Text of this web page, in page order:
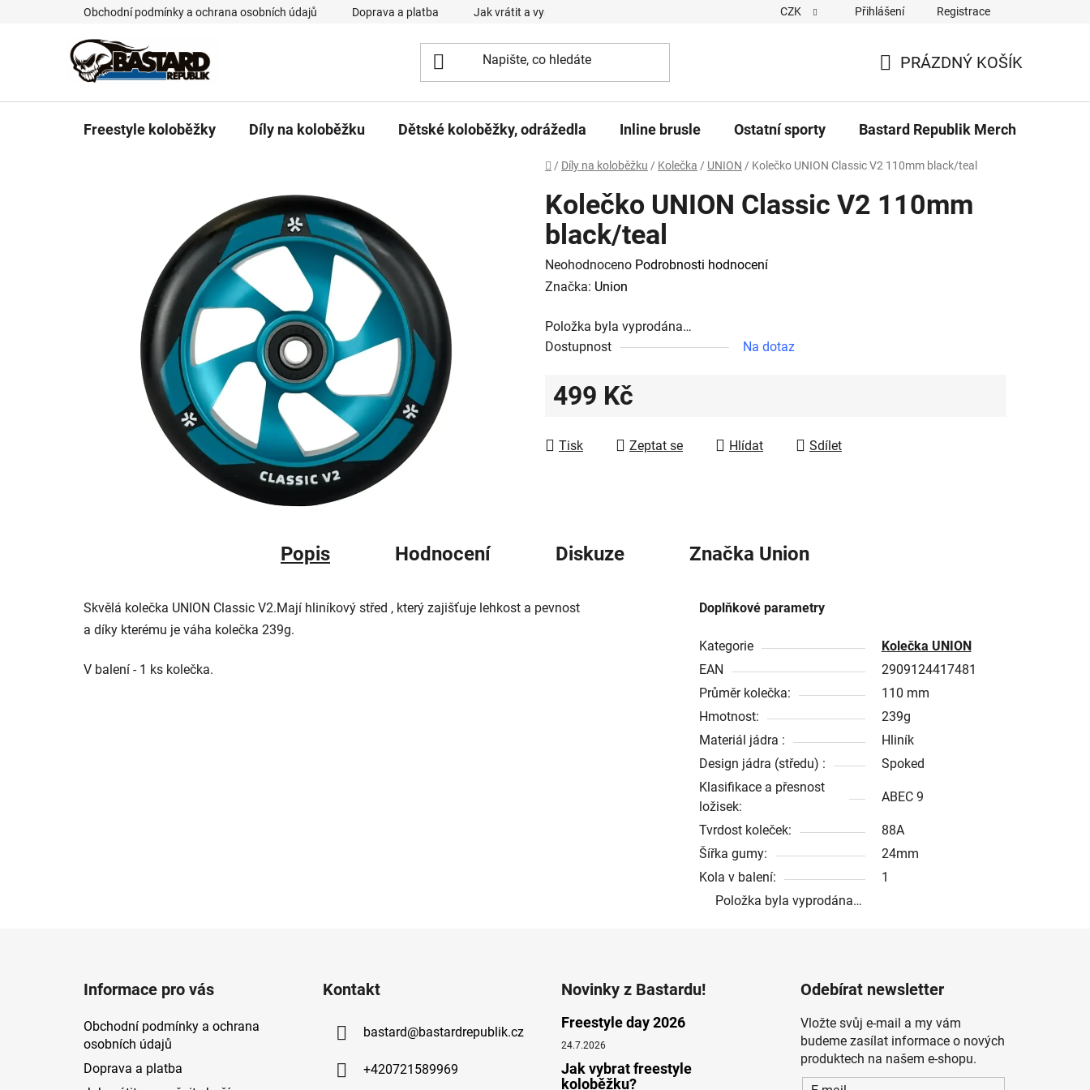
Obchodní podmínky a ochrana osobních údajů Doprava a platba Jak vrátit a vyměnit zboží Cookies Kontakty Napiště nám
CZK Přihlášení Registrace
KOŠÍK
PRÁZDNÝ KOŠÍK
Freestyle koloběžky Díly na koloběžku Dětské koloběžky, odrážedla Inline brusle Ostatní sporty Bastard Republik Merch
Domů
/ Díly na koloběžku / Kolečka / UNION / Kolečko UNION Classic V2 110mm black/teal
Kolečko UNION Classic V2 110mm
black/teal
Průměrné
hodnocení
je
0,0
Neohodnoceno Podrobnosti hodnocení
Značka: Union
Položka byla vyprodána…
Dostupnost
Na dotaz
499 Kč
Tisk
Zeptat se Hlídat Sdílet
Popis Hodnocení Diskuze Značka Union
Skvělá kolečka UNION Classic V2.Mají hliníkový střed , který zajišťuje lehkost a pevnost
a díky kterému je váha kolečka 239g.
V balení - 1 ks kolečka.
Doplňkové parametry
Kategorie
Kolečka UNION
EAN
2909124417481
Průměr kolečka:
110 mm
Hmotnost:
239g
Materiál jádra :
Hliník
Design jádra (středu) :
Spoked
Klasifikace a přesnost
ložisek:
ABEC 9
Tvrdost koleček:
88A
Šířka gumy:
24mm
Kola v balení:
1
Položka byla vyprodána…
Informace pro vás
Obchodní podmínky a ochrana
osobních údajů
Doprava a platba
Kontakt
bastard@bastardrepublik.cz
+420721589969
Novinky z Bastardu!
Freestyle day 2026
24.7.2026
Jak vybrat freestyle
koloběžku?
Odebírat newsletter
Vložte svůj e-mail a my vám
budeme zasílat informace o nových
produktech na našem e-shopu.